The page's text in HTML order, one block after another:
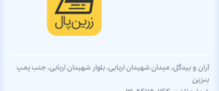
آران و بیدگل، میدان شهیدان اربابی، بلوار شهیدان اربابی، جنب پمپ
بنزین